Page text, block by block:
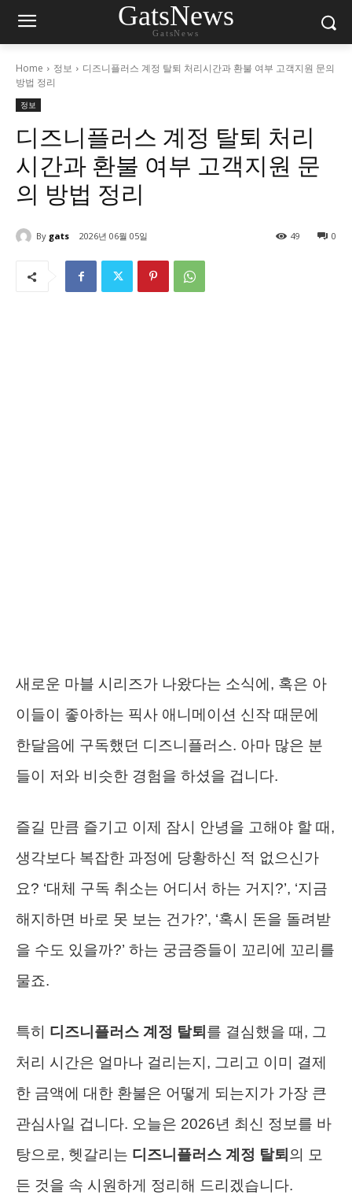
GatsNews
GatsNews
Home 정보
디즈니플러스 계정 탈퇴 처리시간과 환불 여부 고객지원 문의
방법 정리
정보
디즈니플러스 계정 탈퇴 처리
시간과 환불 여부 고객지원 문
의 방법 정리
By gats 2026년 06월 05일 0
49
새로운 마블 시리즈가 나왔다는 소식에, 혹은 아
이들이 좋아하는 픽사 애니메이션 신작 때문에
한달음에 구독했던 디즈니플러스. 아마 많은 분
들이 저와 비슷한 경험을 하셨을 겁니다.
즐길 만큼 즐기고 이제 잠시 안녕을 고해야 할 때,
생각보다 복잡한 과정에 당황하신 적 없으신가
요? ‘대체 구독 취소는 어디서 하는 거지?’, ‘지금
해지하면 바로 못 보는 건가?’, ‘혹시 돈을 돌려받
을 수도 있을까?’ 하는 궁금증들이 꼬리에 꼬리를
물죠.
특히 디즈니플러스 계정 탈퇴 를 결심했을 때, 그
처리 시간은 얼마나 걸리는지, 그리고 이미 결제
한 금액에 대한 환불은 어떻게 되는지가 가장 큰
관심사일 겁니다. 오늘은 2026년 최신 정보를 바
탕으로, 헷갈리는 디즈니플러스 계정 탈퇴 의 모
든 것을 속 시원하게 정리해 드리겠습니다.